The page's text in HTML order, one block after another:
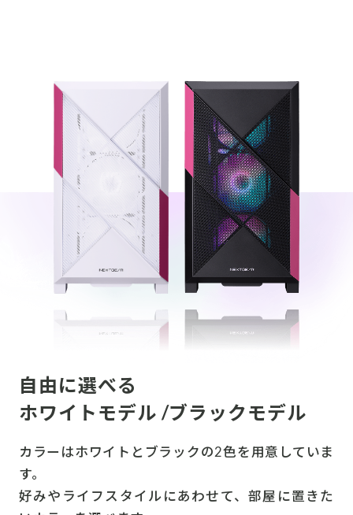
自由に選べる
ホワイトモデル /ブラックモデル
カラーはホワイトとブラックの2色を用意していま
す。
好みやライフスタイルにあわせて、部屋に置きた